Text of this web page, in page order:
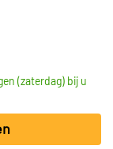
(zaterdag) bij u